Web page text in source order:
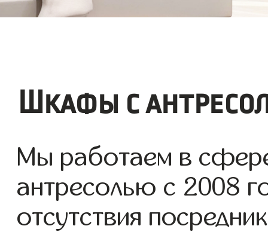
Шкафы с
Мы работаем в
антресолью с 2008
отсутствия